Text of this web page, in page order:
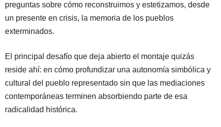
preguntas sobre cómo reconstruimos y estetizamos, desde
un presente en crisis, la memoria de los pueblos
exterminados.
El principal desafío que deja abierto el montaje quizás
reside ahí: en cómo profundizar una autonomía simbólica y
cultural del pueblo representado sin que las mediaciones
contemporáneas terminen absorbiendo parte de esa
radicalidad histórica.